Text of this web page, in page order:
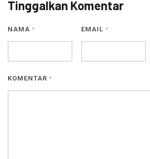
Tinggalkan Komentar
NAMA * EMAIL *
KOMENTAR *